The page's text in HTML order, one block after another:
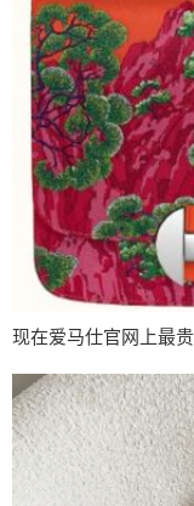
现在爱马仕官网上最